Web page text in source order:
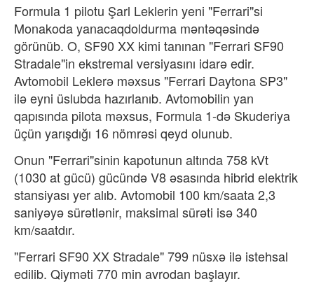
Formula 1 pilotu Şarl Leklerin yeni "Ferrari"si
Monakoda yanacaqdoldurma məntəqəsində
görünüb. O, SF90 XX kimi tanınan "Ferrari SF90
Stradale"in ekstremal versiyasını idarə edir.
Avtomobil Leklerə məxsus "Ferrari Daytona SP3"
ilə eyni üslubda hazırlanıb. Avtomobilin yan
qapısında pilota məxsus, Formula 1-də Skuderiya
üçün yarışdığı 16 nömrəsi qeyd olunub.
Onun "Ferrari"sinin kapotunun altında 758 kVt
(1030 at gücü) gücündə V8 əsasında hibrid elektrik
stansiyası yer alıb. Avtomobil 100 km/saata 2,3
saniyəyə sürətlənir, maksimal sürəti isə 340
km/saatdır.
"Ferrari SF90 XX Stradale" 799 nüsxə ilə istehsal
edilib. Qiyməti 770 min avrodan başlayır.